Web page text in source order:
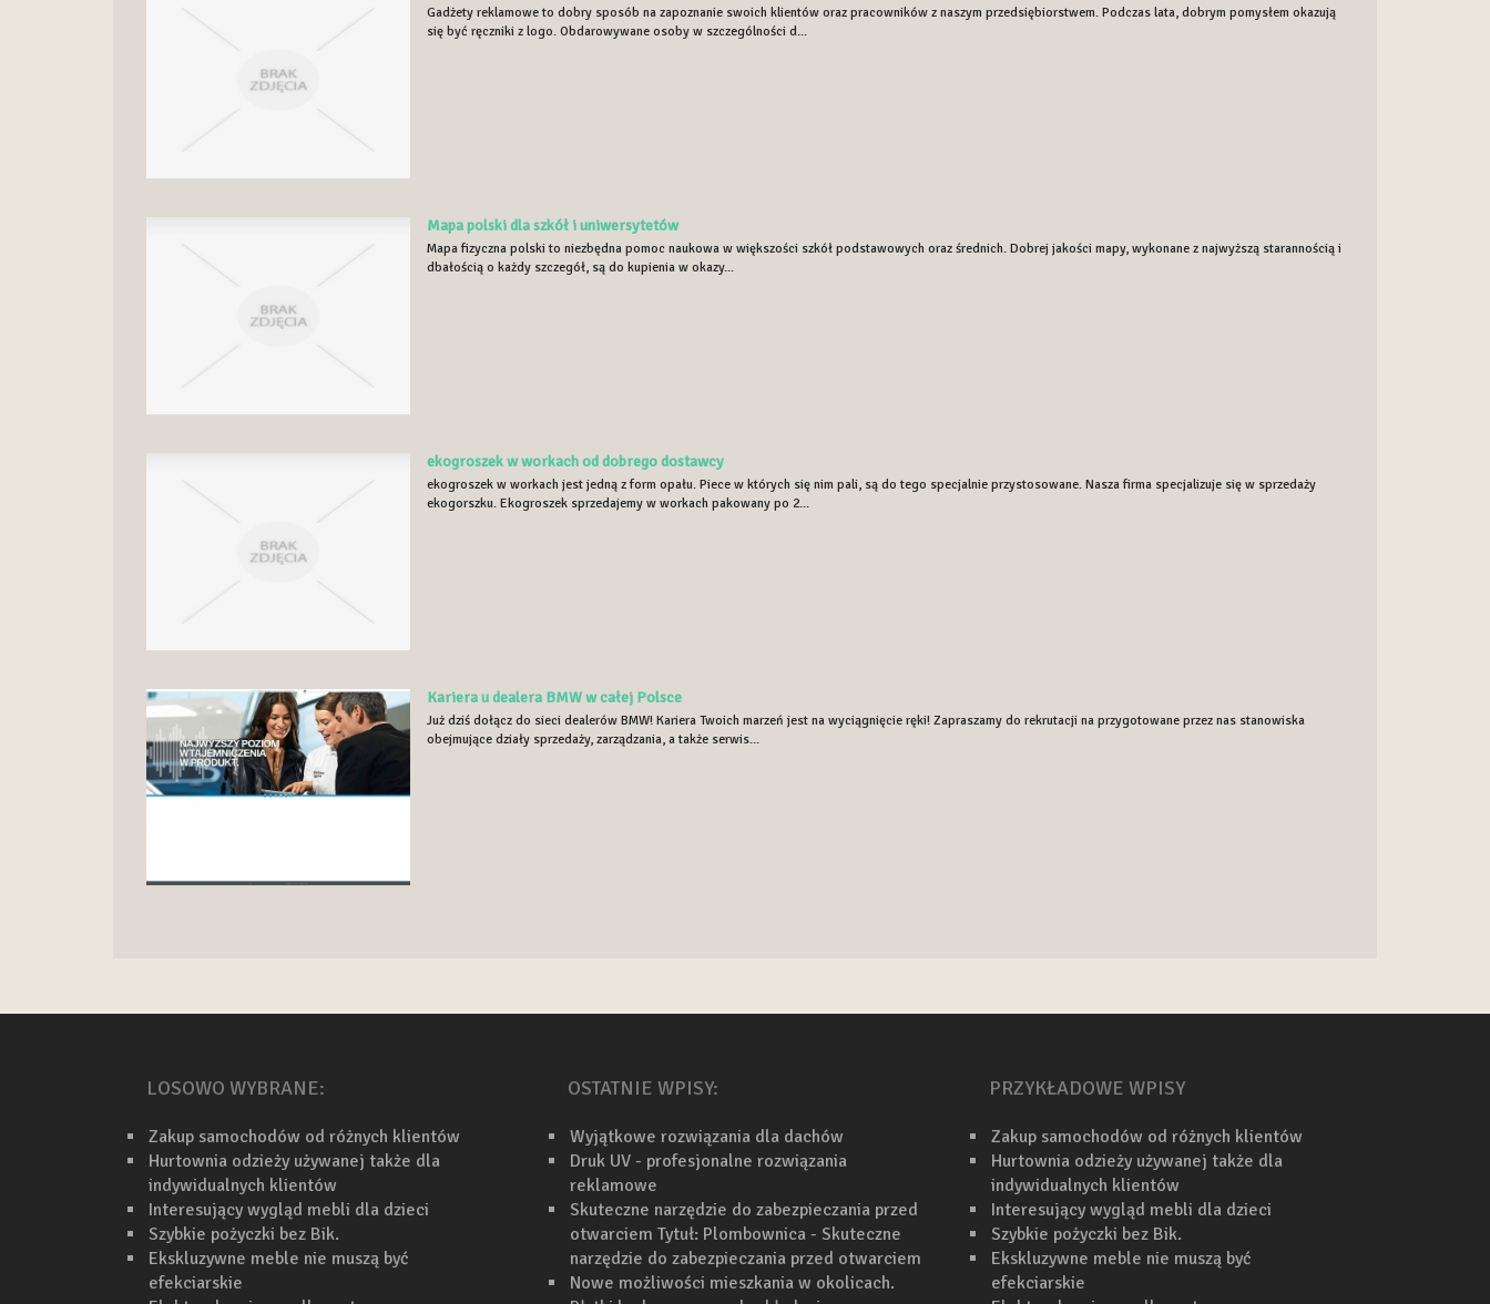
Gadżety reklamowe to dobry sposób na zapoznanie swoich klientów oraz pracowników z naszym przedsiębiorstwem. Podczas lata, dobrym pomysłem okazują
się być ręczniki z logo. Obdarowywane osoby w szczególności d...
Mapa polski dla szkół i uniwersytetów
Mapa fizyczna polski to niezbędna pomoc naukowa w większości szkół podstawowych oraz średnich. Dobrej jakości mapy, wykonane z najwyższą starannością i
dbałością o każdy szczegół, są do kupienia w okazy...
ekogroszek w workach od dobrego dostawcy
ekogroszek w workach jest jedną z form opału. Piece w których się nim pali, są do tego specjalnie przystosowane. Nasza firma specjalizuje się w sprzedaży
ekogorszku. Ekogroszek sprzedajemy w workach pakowany po 2...
Kariera u dealera BMW w całej Polsce
Już dziś dołącz do sieci dealerów BMW! Kariera Twoich marzeń jest na wyciągnięcie ręki! Zapraszamy do rekrutacji na przygotowane przez nas stanowiska
obejmujące działy sprzedaży, zarządzania, a także serwis...
LOSOWO WYBRANE:
Zakup samochodów od różnych klientów
Hurtownia odzieży używanej także dla
indywidualnych klientów
Interesujący wygląd mebli dla dzieci
Szybkie pożyczki bez Bik.
Ekskluzywne meble nie muszą być
efekciarskie
OSTATNIE WPISY:
Wyjątkowe rozwiązania dla dachów
Druk UV - profesjonalne rozwiązania
reklamowe
Skuteczne narzędzie do zabezpieczania przed
otwarciem Tytuł: Plombownica - Skuteczne
narzędzie do zabezpieczania przed otwarciem
Nowe możliwości mieszkania w okolicach.
PRZYKŁADOWE WPISY
Zakup samochodów od różnych klientów
Hurtownia odzieży używanej także dla
indywidualnych klientów
Interesujący wygląd mebli dla dzieci
Szybkie pożyczki bez Bik.
Ekskluzywne meble nie muszą być
efekciarskie